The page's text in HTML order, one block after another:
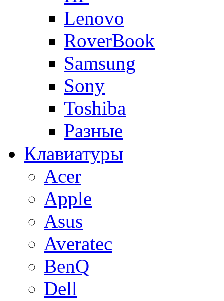
Lenovo
RoverBook
Samsung
Sony
Toshiba
Разные
Клавиатуры
Acer
Apple
Asus
Averatec
BenQ
Dell